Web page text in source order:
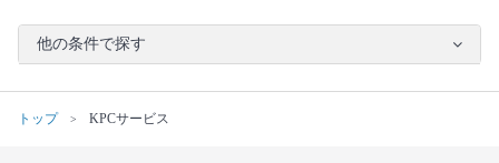
他の条件で探す
トップ KPCサービス